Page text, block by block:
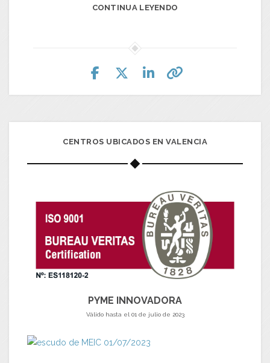
CONTINUA LEYENDO
CENTROS UBICADOS EN VALENCIA
PYME INNOVADORA
Válido hasta el 01 de julio de 2023